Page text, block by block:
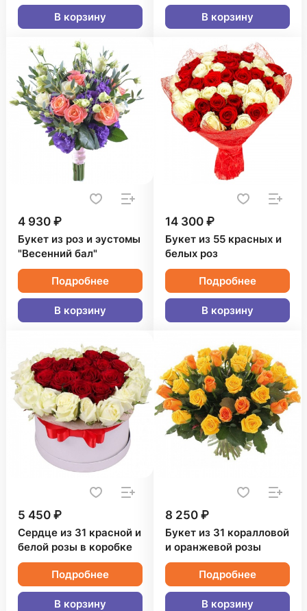
В корзину В корзину
4 930 ₽
Букет из роз и эустомы
"Весенний бал"
Подробнее
В корзину
14 300 ₽
Букет из 55 красных и
белых роз
Подробнее
В корзину
5 450 ₽
Сердце из 31 красной и
белой розы в коробке
Подробнее
В корзину
8 250 ₽
Букет из 31 коралловой
и оранжевой розы
Подробнее
В корзину